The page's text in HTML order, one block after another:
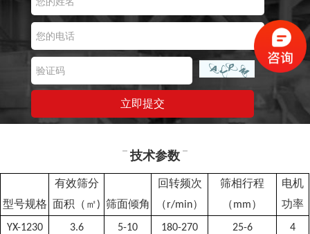
立即提交
技术参数
型号规格
有效筛分
面积（㎡) 筛面倾角
回转频次
（r/min）
筛相行程
（mm）
电机
功率
YX-1230 3.6 5-10 180-270 25-6
4